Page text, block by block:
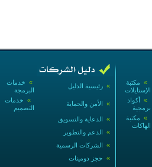
» خدمات
البرمجة
» رئيسية الدليل
» خدمات
التصميم
» الأمن والحماية
» الدعاية والتسويق
» الدعم والتطوير
» الشركات الرسمية
» حجز دومينات
» مكتبة
الإستايلات
» أكواد
برمجية
» مكتبة
الهاكات